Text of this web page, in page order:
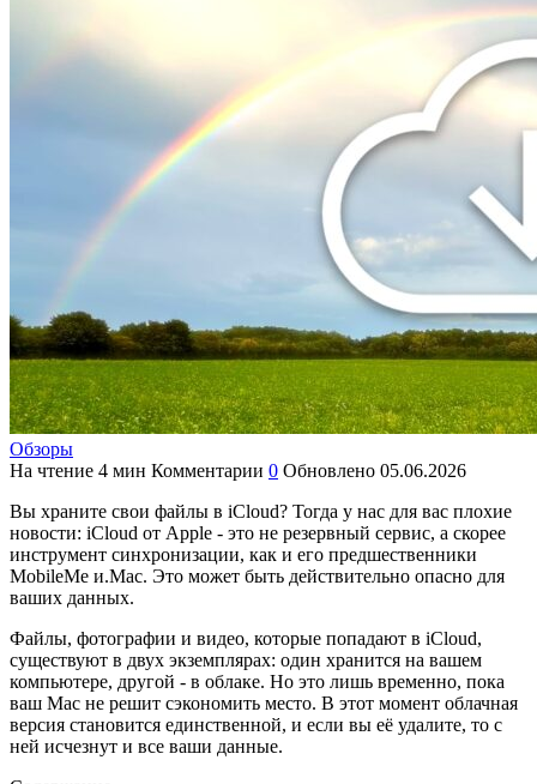
Обзоры
На чтение 4 мин Комментарии 0 Обновлено 05.06.2026
Вы храните свои файлы в iCloud? Тогда у нас для вас плохие
новости: iCloud от Apple - это не резервный сервис, а скорее
инструмент синхронизации, как и его предшественники
MobileMe и.Mac. Это может быть действительно опасно для
ваших данных.
Файлы, фотографии и видео, которые попадают в iCloud,
существуют в двух экземплярах: один хранится на вашем
компьютере, другой - в облаке. Но это лишь временно, пока
ваш Mac не решит сэкономить место. В этот момент облачная
версия становится единственной, и если вы её удалите, то с
ней исчезнут и все ваши данные.